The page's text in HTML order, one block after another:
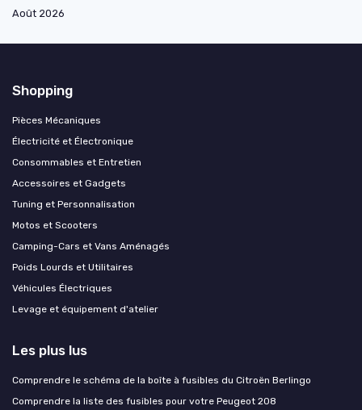
Août 2026
Shopping
Pièces Mécaniques
Électricité et Électronique
Consommables et Entretien
Accessoires et Gadgets
Tuning et Personnalisation
Motos et Scooters
Camping-Cars et Vans Aménagés
Poids Lourds et Utilitaires
Véhicules Électriques
Levage et équipement d'atelier
Les plus lus
Comprendre le schéma de la boîte à fusibles du Citroën Berlingo
Comprendre la liste des fusibles pour votre Peugeot 208